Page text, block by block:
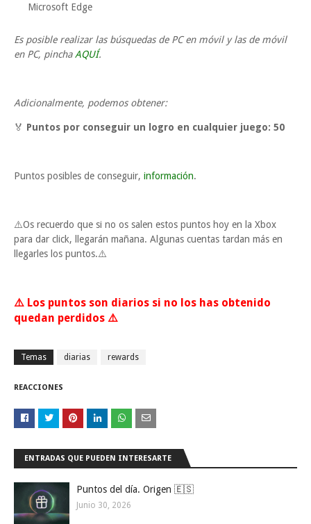
Microsoft Edge
Es posible realizar las búsquedas de PC en móvil y las de móvil
en PC, pinchaAQUÍ.
Adicionalmente, podemos obtener:
🏅 Puntos por conseguir un logro en cualquier juego: 50
Puntos posibles de conseguir, información.
⚠️Os recuerdo que si no os salen estos puntos hoy en la Xbox
para dar click, llegarán mañana. Algunas cuentas tardan más en
llegarles los puntos.⚠️
⚠️ Los puntos son diarios si no los has obtenido
quedan perdidos ⚠️
Temas diarias rewards
REACCIONES
ENTRADAS QUE PUEDEN INTERESARTE
Puntos del día. Origen 🇪🇸
Junio 30, 2026